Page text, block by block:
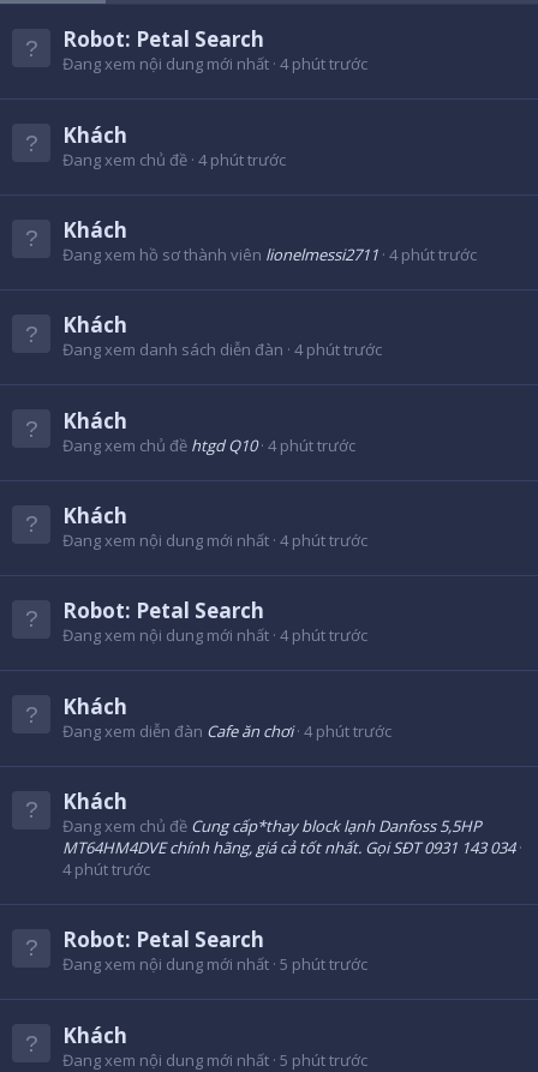
Robot: Petal Search
Đang xem nội dung mới nhất 4 phút trước
Khách
Đang xem chủ đề 4 phút trước
Khách
Đang xem hồ sơ thành viên lionelmessi2711 4 phút trước
Khách
Đang xem danh sách diễn đàn 4 phút trước
Khách
Đang xem chủ đề htgd Q10 4 phút trước
Khách
Đang xem nội dung mới nhất 4 phút trước
Robot: Petal Search
Đang xem nội dung mới nhất 4 phút trước
Khách
Đang xem diễn đàn Cafe ăn chơi 4 phút trước
Khách
Đang xem chủ đề Cung cấp*thay block lạnh Danfoss 5,5HP
MT64HM4DVE chính hãng, giá cả tốt nhất. Gọi SĐT 0931 143 034
4 phút trước
Robot: Petal Search
Đang xem nội dung mới nhất 5 phút trước
Khách
Đang xem nội dung mới nhất 5 phút trước